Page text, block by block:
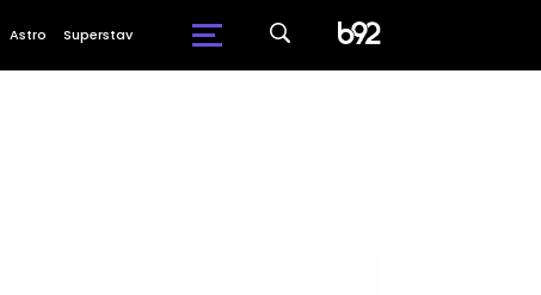
Astro Superstav